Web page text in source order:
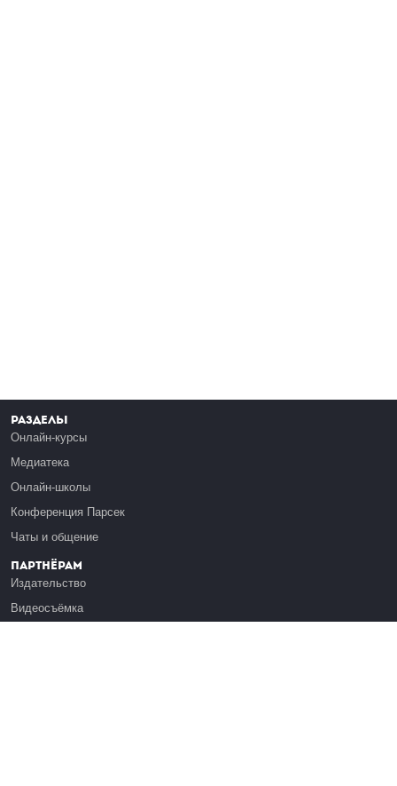
Разделы
Онлайн-курсы
Медиатека
Онлайн-школы
Конференция Парсек
Чаты и общение
Партнёрам
Издательство
Видеосъёмка